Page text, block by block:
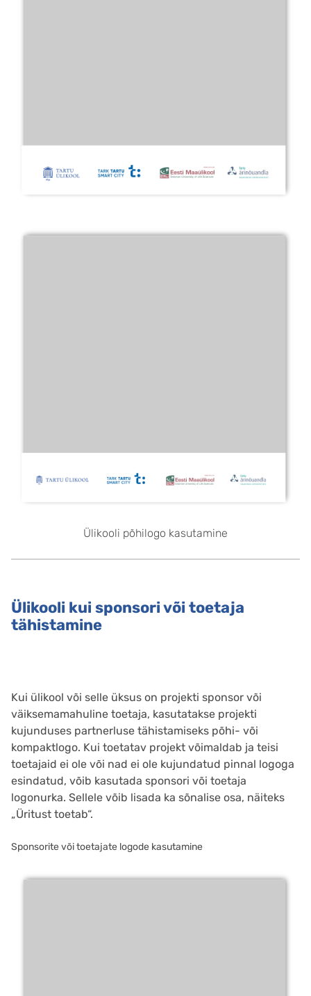
Ülikooli põhilogo kasutamine
Ülikooli kui sponsori või toetaja
tähistamine
Kui ülikool või selle üksus on projekti sponsor või
väiksemamahuline toetaja, kasutatakse projekti
kujunduses partnerluse tähistamiseks põhi- või
kompaktlogo. Kui toetatav projekt võimaldab ja teisi
toetajaid ei ole või nad ei ole kujundatud pinnal logoga
esindatud, võib kasutada sponsori või toetaja
logonurka. Sellele võib lisada ka sõnalise osa, näiteks
„Üritust toetab“.
Sponsorite või toetajate logode kasutamine